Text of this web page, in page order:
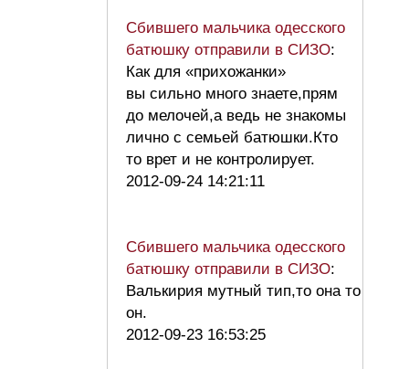
Сбившего мальчика одесского
батюшку отправили в СИЗО:
Как для «прихожанки»
вы сильно много знаете,прям
до мелочей,а ведь не знакомы
лично с семьей батюшки.Кто
то врет и не контролирует.
2012-09-24 14:21:11
Сбившего мальчика одесского
батюшку отправили в СИЗО:
Валькирия мутный тип,то она то
он.
2012-09-23 16:53:25